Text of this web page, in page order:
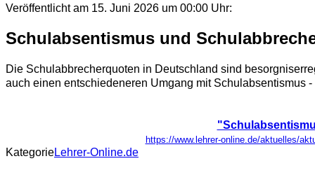
Veröffentlicht am 15. Juni 2026 um 00:00 Uhr:
Schulabsentismus und
Die Schulabbrecherquoten in Deutschland sind
auch einen entschiedeneren Umgang mit Schulabsentismus
https://www.lehrer-online.de/aktuelles/
KategorieLehrer-Online.de